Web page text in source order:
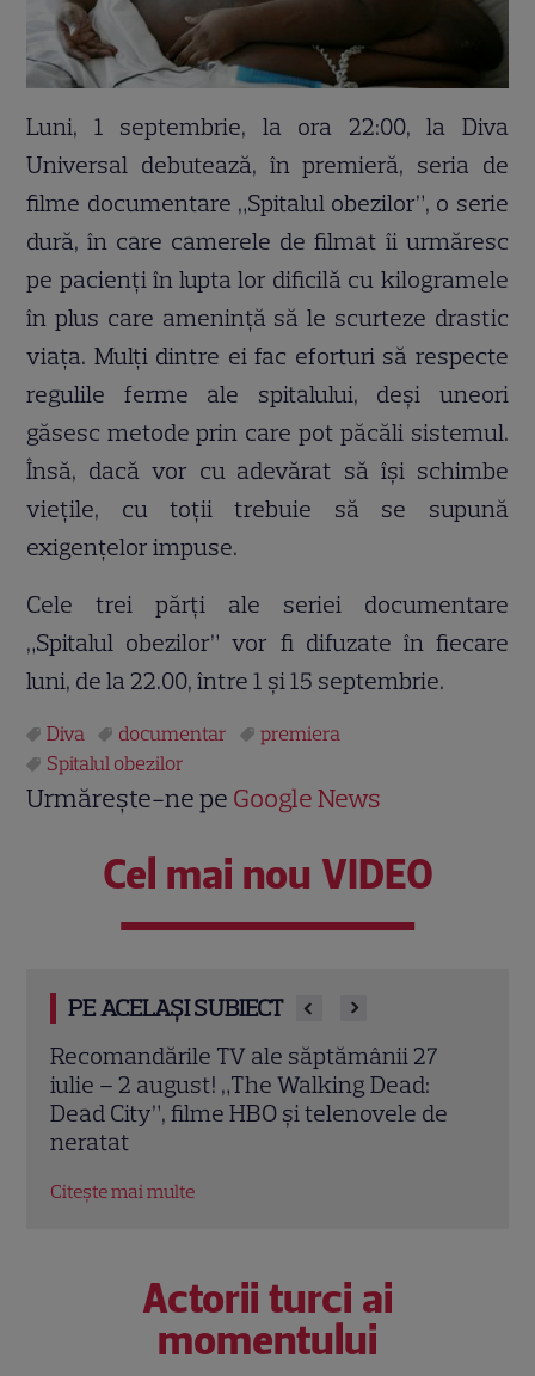
Luni, 1 septembrie, la ora 22:00, la Diva
Universal debutează, în premieră, seria de
filme documentare „Spitalul obezilor”, o serie
dură, în care camerele de filmat îi urmăresc
pe pacienți în lupta lor dificilă cu kilogramele
în plus care amenință să le scurteze drastic
viața. Mulți dintre ei fac eforturi să respecte
regulile ferme ale spitalului, deși uneori
găsesc metode prin care pot păcăli sistemul.
Însă, dacă vor cu adevărat să își schimbe
viețile, cu toții trebuie să se supună
exigențelor impuse.
Cele trei părți ale seriei documentare
„Spitalul obezilor” vor fi difuzate în fiecare
luni, de la 22.00, între 1 și 15 septembrie.
Diva documentar
premiera
Spitalul obezilor
Urmărește-ne pe Google News
Cel mai nou VIDEO
PE ACELAȘI SUBIECT
„Chesapeake Shores” revine la DIVA din
3 august. Maraton cu toate cele 6
sezoane ale serialului
Actorii turci ai
momentului